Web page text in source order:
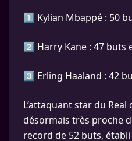
1️⃣ Kylian Mbappé : 50
2️⃣ Harry Kane : 47 buts
3️⃣ Erling Haaland : 42
L’attaquant star du
désormais très proche
record de 52 buts, établi